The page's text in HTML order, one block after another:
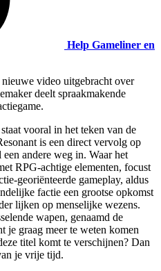
Help Gameliner en
video uitgebracht over
deelt spraakmakende
vooral in het teken van de
is een direct vervolg op
andere weg in. Waar het
RPG-achtige elementen, focust
georiënteerde gameplay, aldus
factie een grootse opkomst
lijken op menselijke wezens.
wapen, genaamd de
je graag meer te weten komen
titel komt te verschijnen? Dan
je vrije tijd.